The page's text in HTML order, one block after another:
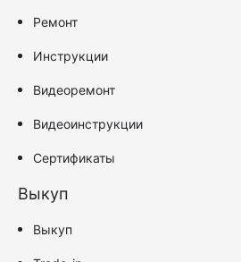
Ремонт
Инструкции
Видеоремонт
Видеоинструкции
Сертификаты
Выкуп
Выкуп